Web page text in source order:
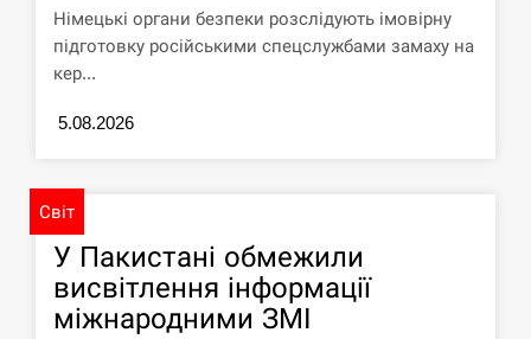
11:23
Россияне ударили “Бардеролями” по
Харькову, есть пострадавшие
Німецькі органи безпеки розслідують імовірну
підготовку російськими спецслужбами замаху на
кер...
5.08.2026
Світ
У Пакистані обмежили
висвітлення інформації
міжнародними ЗМІ